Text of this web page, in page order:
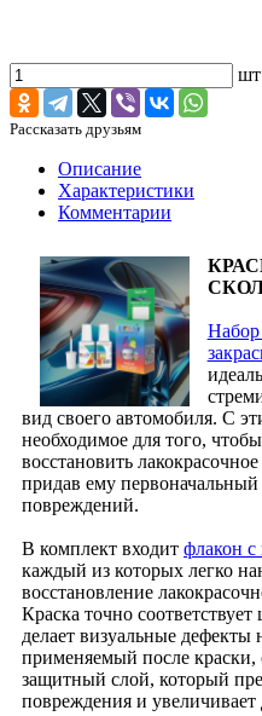
шт
Рассказать друзьям
Описание
Характеристики
Комментарии
Набор
вид своего автомобиля. С
необходимое для того,
восстановить
придав ему
повреждений.
В комплект входит флакон с
каждый из которых легко
восстановление
Краска точно
делает визуальные
применяемый после краски,
защитный слой, который
повреждения и увеличивает